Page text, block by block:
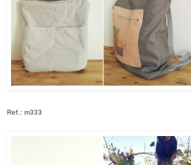
Ref.: m333